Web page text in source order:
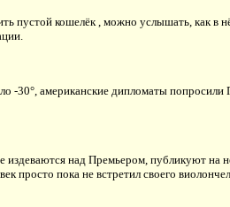
пустой кошелёк , можно услышать, как в
-30°, американские дипломаты попросили
издеваются над Премьером, публикуют на
просто пока не встретил своего